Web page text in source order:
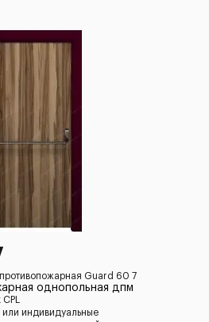
Guard 60 7
однопольная дпм
или индивидуальные